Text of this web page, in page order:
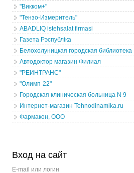
"Викком+"
"Тензо-Измеритель"
ABADLIQ istehsalat firmasi
Газета Рэспублiка
Белохолуницкая городская библиотека
Автодоктор магазин Филиал
"РЕИНТРАНС"
"Олимп-22"
Городская клиническая больница N 9
Интернет-магазин Tehnodinamika.ru
Фармакон, ООО
Вход на сайт
E-mail или логин